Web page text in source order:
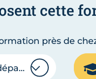
cette
près de
Sélectionnez votre département